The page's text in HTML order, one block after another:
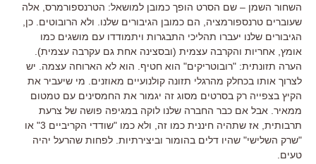
השחור השמן – שם הסרט הופך כמובן למושאל: הטרנספורמרס, אלה
שעוברים טרנספורמציה, הם כמובן הגיבורים שלנו. ולא הרובוטים. כן,
הגיבורים שלנו יעברו תהליכי התבגרות ויתמודדו עם מושגים כמו
אומץ, אחריות והקרבה עצמית (ובסצינה אחת גם עקרבה עצמית).
הערה תזונתית: "רובוטריקים" הוא חטיף. הוא לא הארוחה עצמה. יש
לצרוך אותו בכחלק מהרגלי תזונה קולנועיים מאוזנים. מי שיעביר את
הקיץ בצפייה רק בסרטים מסוג זה יגמור את החמסינים עם טמטום
ממאיר. אבל אם כבר החברה שלנו לוקה במגיפה פושה של צרעת
תרבותית, אז שתהיה חיננית כמו זה, ולא כמו "שודדי הקריביים 3" או
"שרק השלישי" שהיו דלים בהומור וביצירתיות. לפחות שהרעל יהיה
טעים.